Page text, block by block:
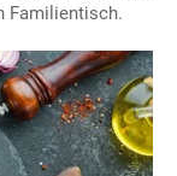
Familientisch.